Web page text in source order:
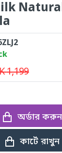
1,199
অর্ডার করুন
কার্টে রাখুন